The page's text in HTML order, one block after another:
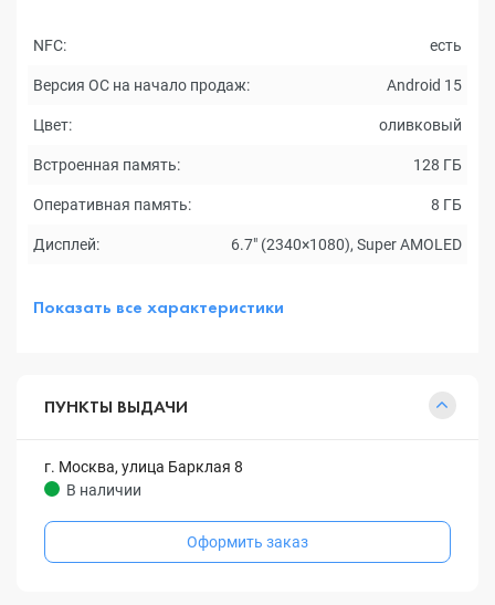
NFC: есть
Версия ОС на начало продаж: Android 15
Цвет: оливковый
Встроенная память: 128 ГБ
Оперативная память: 8 ГБ
Дисплей: 6.7" (2340×1080), Super AMOLED
Показать все характеристики
ПУНКТЫ ВЫДАЧИ
г. Москва, улица Барклая 8
В наличии
Оформить заказ